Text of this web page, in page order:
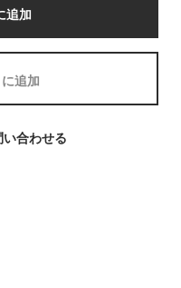
追加
追加
合わせる